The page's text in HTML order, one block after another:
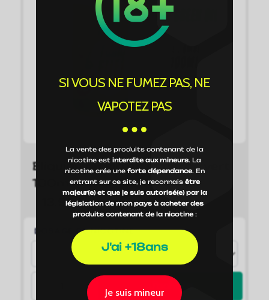
Eliquide au citron et citron vert
100ml – Fuel The Green Oil
13,99€
DOSAGE DE NICOTINE
J'achète
SI VOUS NE FUMEZ PAS, NE
VAPOTEZ PAS
La vente des produits contenant de la
nicotine est interdite aux mineurs. La
nicotine crée une forte dépendance. En
entrant sur ce site, je reconnais être
majeur(e) et que je suis autorisé(e) par la
législation de mon pays à acheter des
produits contenant de la nicotine:
J'ai +18ans
Je suis mineur